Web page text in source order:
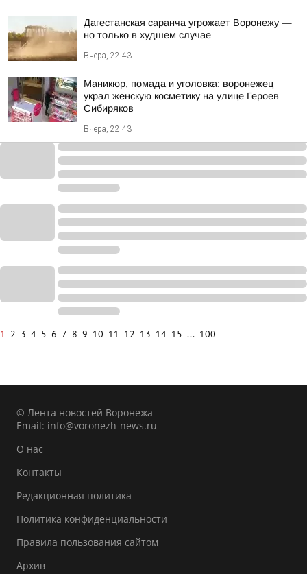
Дагестанская саранча угрожает Воронежу —
но только в худшем случае
Вчера, 22:43
Маникюр, помада и уголовка: воронежец
украл женскую косметику на улице Героев
Сибиряков
Вчера, 22:43
1 2 3 4 5 6 7 8 9 10 11 12 13 14 15 ... 100
© Лента новостей Воронежа
Email: info@voronezh-news.ru
О нас
Контакты
Редакционная политика
Политика конфиденциальности
Правила пользования сайтом
Архив